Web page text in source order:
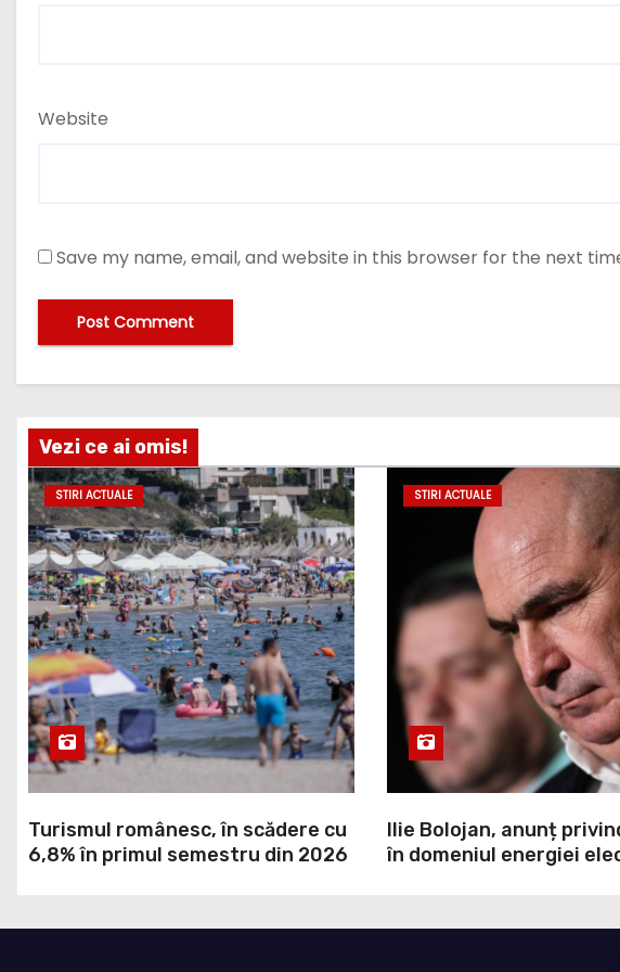
Website
Save my name, email, and website in this browser for the next
Vezi ce ai omis!
STIRI ACTUALE
Turismul românesc, în scădere cu
6,8% în primul semestru din 2026
STIRI ACTUALE
Ilie Bolojan, anunț
în domeniul energiei